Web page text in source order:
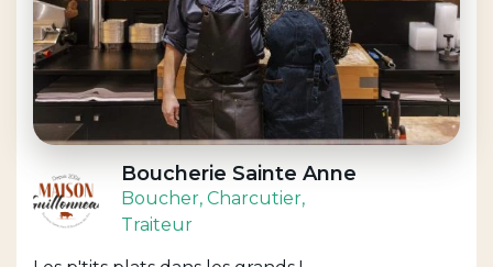
Boucherie Sainte Anne
Boucher, Charcutier,
Traiteur